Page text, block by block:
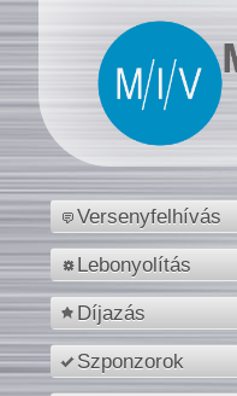
Versenyfelhívás
Lebonyolítás
Díjazás
Szponzorok